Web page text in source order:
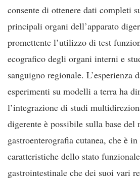
consente di ottenere dati completi
principali organi dell’apparato
promettente l’utilizzo di test
ecografico degli organi interni e
sanguigno regionale. L’esperienza
esperimenti su modelli a terra ha
l’integrazione di studi
digerente è possibile sulla base del
gastroenterografia cutanea, che è
caratteristiche dello stato
gastrointestinale che dei suoi vari